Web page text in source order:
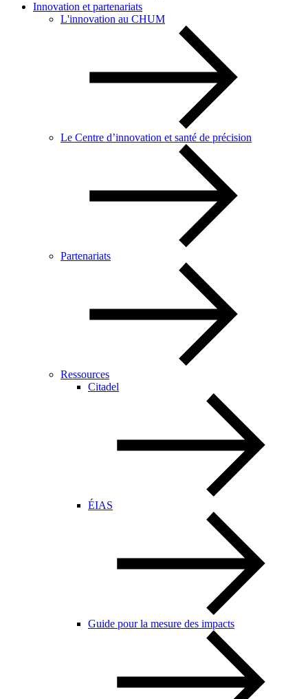
Innovation et partenariats
L'innovation au CHUM
Le Centre d’innovation et santé de précision
Partenariats
Ressources
Citadel
ÉIAS
Guide pour la mesure des impacts